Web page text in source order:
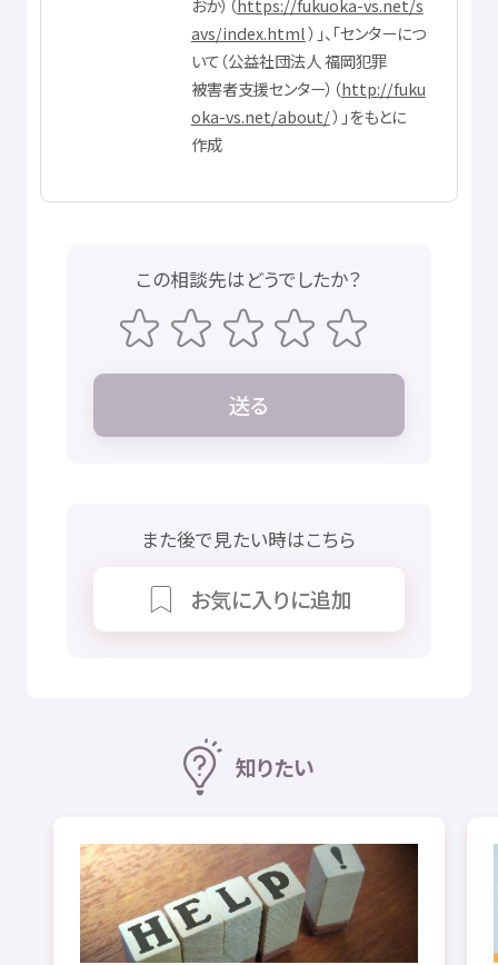
おか）（https://fukuoka-vs.net/s
avs/index.html）」、「センターにつ
いて（公益社団法人 福岡犯罪
被害者支援センター）（http://fuku
oka-vs.net/about/）」をもとに
作成
この相談先はどうでしたか？
送る
また後で 見たい時はこちら
お気に入りに追加
知りたい